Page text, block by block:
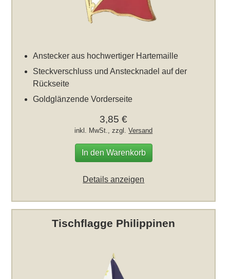
Anstecker aus hochwertiger Hartemaille
Steckverschluss und Anstecknadel auf der
Rückseite
Goldglänzende Vorderseite
3,85 €
inkl. MwSt., zzgl.Versand
In den Warenkorb
Details anzeigen
Tischflagge Philippinen